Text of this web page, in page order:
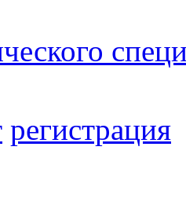
регистрация